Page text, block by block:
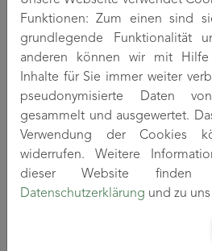
herangezogen, liefern aber keine
Eigenschaften des
Eigenschaften nach der
Umformverhalten im Werkzeug.
Forschungsvorhabens wurden
Testmethoden untersucht (Bilder
die zu einer praxisnahen Prüfung
Naturfaserverbundhalbzeuge im
(oberhalb des Schmelzbereichs
Außerdem sind Verstreckversuche
durchgeführt worden. Dadurch
Funktionen: Zum einen sind
grundlegende Funktionalität
anderen können wir mit
Inhalte für Sie immer weiter
pseudonymisierte Daten
gesammelt und ausgewertet.
Verwendung der Cookies
widerrufen. Weitere
dieser Website
Datenschutzerklärung und zu